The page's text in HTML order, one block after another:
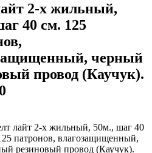
2-х жильный,
40 см. 125
черный
провод (Каучук).